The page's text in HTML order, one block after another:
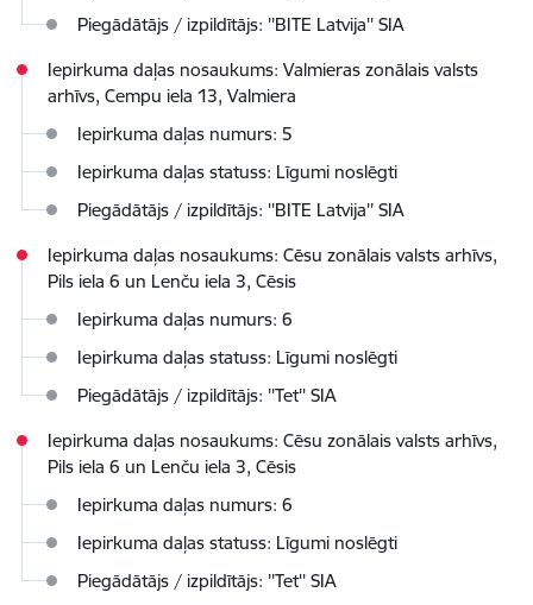
Piegādātājs / izpildītājs: ''BITE Latvija'' SIA
Iepirkuma daļas nosaukums: Valmieras zonālais valsts
arhīvs, Cempu iela 13, Valmiera
Iepirkuma daļas numurs: 5
Iepirkuma daļas statuss: Līgumi noslēgti
Piegādātājs / izpildītājs: ''BITE Latvija'' SIA
Iepirkuma daļas nosaukums: Cēsu zonālais valsts arhīvs,
Pils iela 6 un Lenču iela 3, Cēsis
Iepirkuma daļas numurs: 6
Iepirkuma daļas statuss: Līgumi noslēgti
Piegādātājs / izpildītājs: ''Tet'' SIA
Iepirkuma daļas nosaukums: Cēsu zonālais valsts arhīvs,
Pils iela 6 un Lenču iela 3, Cēsis
Iepirkuma daļas numurs: 6
Iepirkuma daļas statuss: Līgumi noslēgti
Piegādātājs / izpildītājs: ''Tet'' SIA